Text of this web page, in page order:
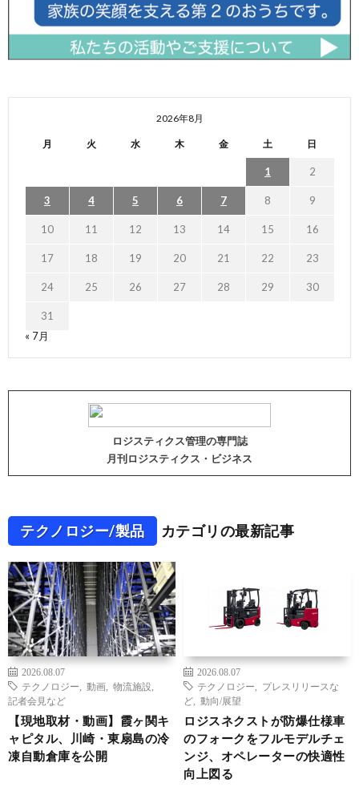
2026年8月
月 火 水 木 金 土 日
1 2
3 4 5 6 7 8 9
10 11 12 13 14 15 16
17 18 19 20 21 22 23
24 25 26 27 28 29 30
31
« 7月
ロジスティクス管理の専門誌
月刊ロジスティクス・ビジネス
テクノロジー/製品 カテゴリの最新記事
2026.08.07
テクノロジー
動画 物流施設
記者会見など
【現地取材・動画】霞ヶ関キ
ャピタル、川崎・東扇島の冷
凍自動倉庫を公開
2026.08.07
テクノロジー
プレスリリースな
ど
動向/展望
ロジスネクストが防爆仕様車
のフォークをフルモデルチェ
ンジ、オペレーターの快適性
向上図る